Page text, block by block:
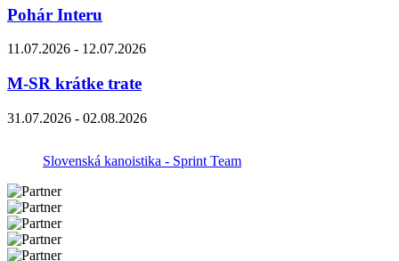
Pohár Interu
11.07.2026 - 12.07.2026
M-SR krátke trate
31.07.2026 - 02.08.2026
Slovenská kanoistika - Sprint Team